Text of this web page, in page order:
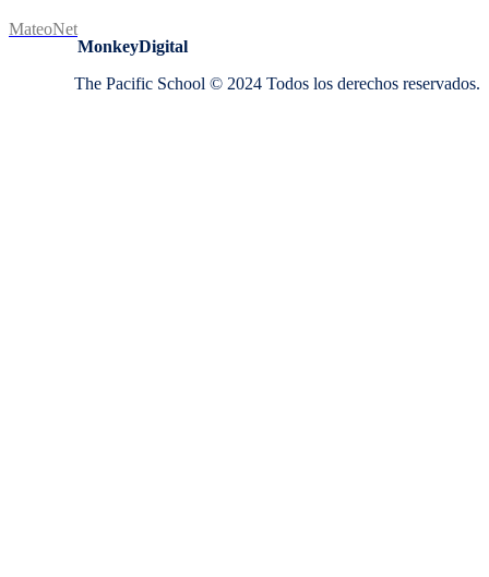
MateoNet
MonkeyDigital
The Pacific School © 2024 Todos los derechos reservados.